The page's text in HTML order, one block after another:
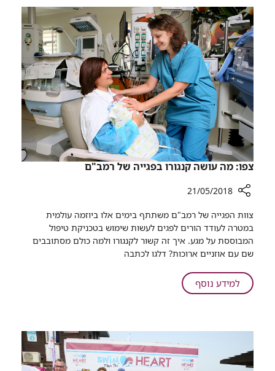
ברמב"ם
חונך
יחידה
מחודשת
לטיפול
יום
צפו: מה עושה קנגורו בפגייה של רמב"ם
שיתוף
צפו:
מה
עושה
קנגורו
בפגייה
21/05/2018
צוות הפגייה של רמב"ם משתתף בימים אלו ביוזמה עולמית
במטרה לעודד הורים לפגים לעשות שימוש בטכניקת טיפול
המבוססת על מגע. איך זה קשור לקנגורו ולמה כולם מסתובבים
שם עם אוזניים ארוכות? דלגו לכתבה
למידע נוסףעל
צפו:
בפגייה
של